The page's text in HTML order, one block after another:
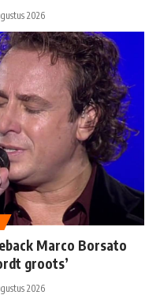
2026
Marco Borsato
groots’
2026